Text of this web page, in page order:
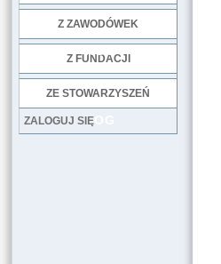
Z ZAWODÓWEK
Z FUNDACJI
ZE STOWARZYSZEŃ
LOG
ZALOGUJ SIĘ